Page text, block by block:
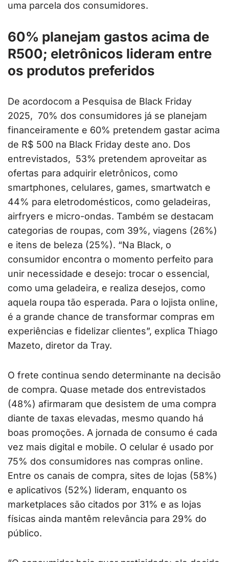
uma parcela dos consumidores.
60% planejam gastos acima de
R500; eletrônicos lideram entre
os produtos preferidos
De acordocom a Pesquisa de Black Friday
2025, 70% dos consumidores já se planejam
financeiramente e 60% pretendem gastar acima
de R$ 500 na Black Friday deste ano. Dos
entrevistados, 53% pretendem aproveitar as
ofertas para adquirir eletrônicos, como
smartphones, celulares, games, smartwatch e
44% para eletrodomésticos, como geladeiras,
airfryers e micro-ondas. Também se destacam
categorias de roupas, com 39%, viagens (26%)
e itens de beleza (25%). “Na Black, o
consumidor encontra o momento perfeito para
unir necessidade e desejo: trocar o essencial,
como uma geladeira, e realiza desejos, como
aquela roupa tão esperada. Para o lojista online,
é a grande chance de transformar compras em
experiências e fidelizar clientes”, explica Thiago
Mazeto, diretor da Tray.
O frete continua sendo determinante na decisão
de compra. Quase metade dos entrevistados
(48%) afirmaram que desistem de uma compra
diante de taxas elevadas, mesmo quando há
boas promoções. A jornada de consumo é cada
vez mais digital e mobile. O celular é usado por
75% dos consumidores nas compras online.
Entre os canais de compra, sites de lojas (58%)
e aplicativos (52%) lideram, enquanto os
marketplaces são citados por 31% e as lojas
físicas ainda mantêm relevância para 29% do
público.